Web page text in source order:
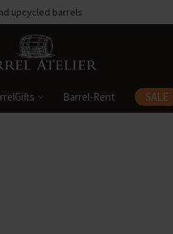
upcycled barrels
Barrel-Rent SALE